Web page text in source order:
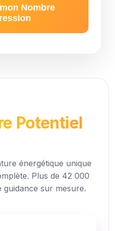
Nombre
Potentiel
énergétique unique
Plus de 42 000
sur mesure.